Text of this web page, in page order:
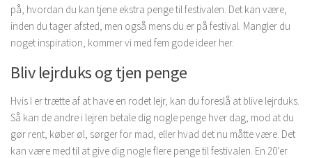
på, hvordan du kan tjene ekstra penge til festivalen. Det kan være,
inden du tager afsted, men også mens du er på festival. Mangler du
noget inspiration, kommer vi med fem gode ideer her.
Bliv lejrduks og tjen penge
Hvis I er trætte af at have en rodet lejr, kan du foreslå at blive lejrduks.
Så kan de andre i lejren betale dig nogle penge hver dag, mod at du
gør rent, køber øl, sørger for mad, eller hvad det nu måtte være. Det
kan være med til at give dig nogle flere penge til festivalen. En 20’er